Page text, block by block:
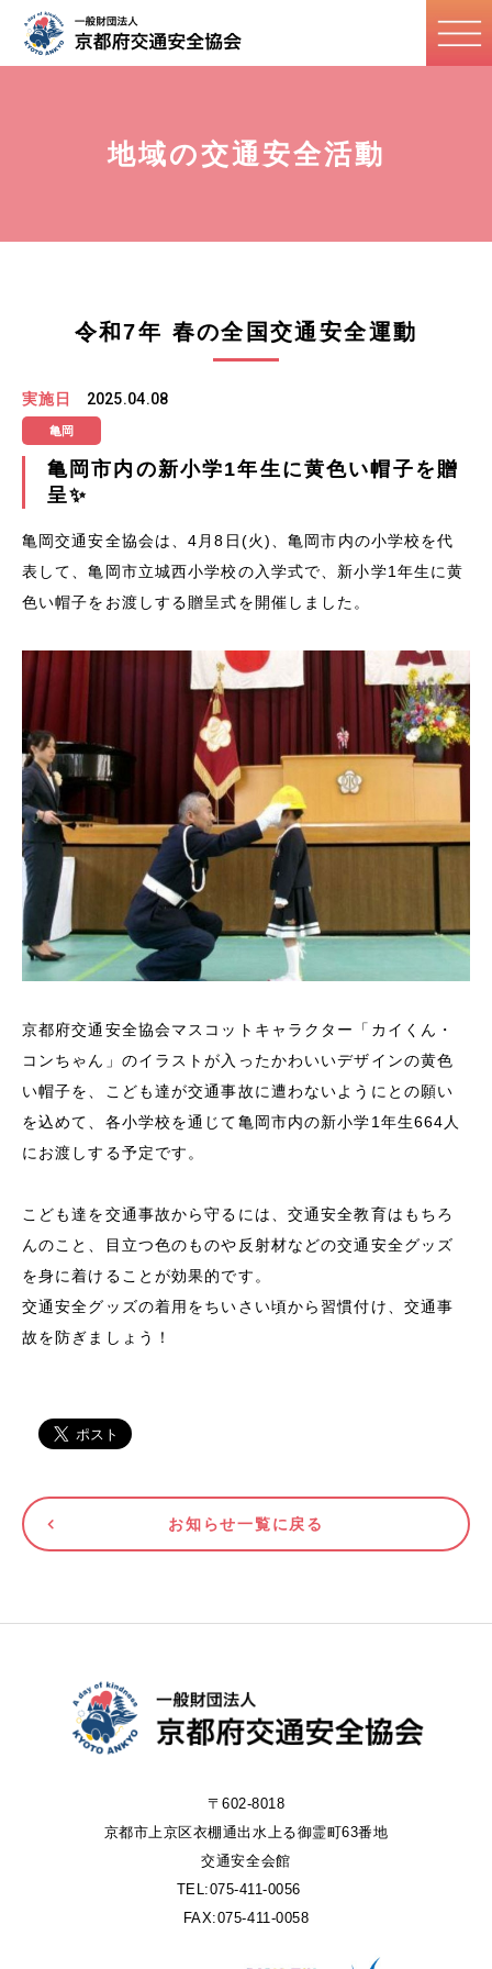
地域の交通安全活動
令和7年 春の全国交通安全運動
実施日 2025.04.08
亀岡
亀岡市内の新小学1年生に黄色い帽子を贈
呈✨
亀岡交通安全協会は、4月8日(火)、亀岡市内の小学校を代
表して、亀岡市立城西小学校の入学式で、新小学1年生に黄
色い帽子をお渡しする贈呈式を開催しました。
京都府交通安全協会マスコットキャラクター「カイくん・
コンちゃん」のイラストが入ったかわいいデザインの黄色
い帽子を、こども達が交通事故に遭わないようにとの願い
を込めて、各小学校を通じて亀岡市内の新小学1年生664人
にお渡しする予定です。
こども達を交通事故から守るには、交通安全教育はもちろ
んのこと、目立つ色のものや反射材などの交通安全グッズ
を身に着けることが効果的です。
交通安全グッズの着用をちいさい頃から習慣付け、交通事
故を防ぎましょう！
お知らせ一覧に戻る
〒602-8018
京都市上京区衣棚通出水上る御霊町63番地
交通安全会館
TEL:075-411-0056
FAX:075-411-0058